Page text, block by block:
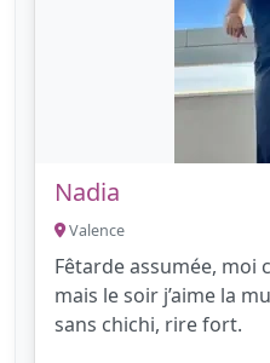
Nadia
Valence
Fêtarde assumée, moi
mais le soir j’aime la
sans chichi, rire fort.